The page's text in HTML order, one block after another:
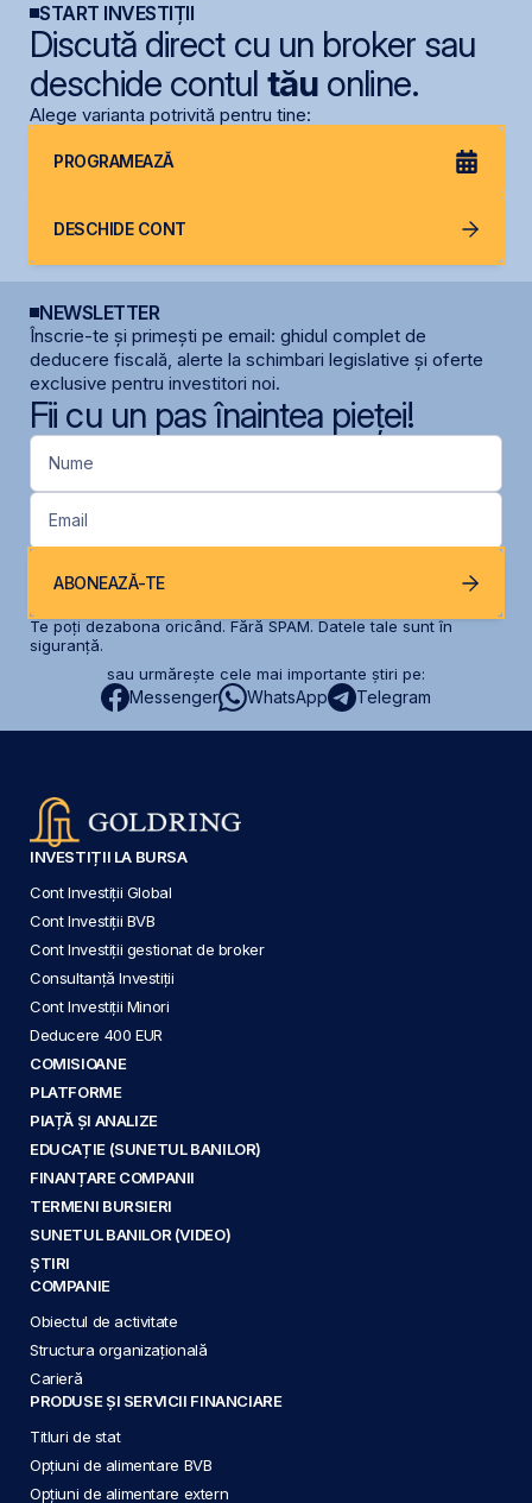
START INVESTIȚII
Discută direct cu un broker sau
deschide contul tăuonline.
Alege varianta potrivită pentru tine:
PROGRAMEAZĂ
DESCHIDE CONT
NEWSLETTER
Înscrie-te și primești pe email: ghidul complet de
deducere fiscală, alerte la schimbari legislative și oferte
exclusive pentru investitori noi.
Fii cu un pas înaintea pieței!
Nume
Email
ABONEAZĂ-TE
Te poți dezabona oricând. Fără SPAM. Datele tale sunt în
siguranță.
sau urmărește cele mai importante știri pe:
Messenger WhatsApp Telegram
INVESTIȚII LA BURSA
Cont Investiții Global
Cont Investiții BVB
Cont Investiții gestionat de broker
Consultanță Investiții
Cont Investiții Minori
Deducere 400 EUR
COMISIOANE
PLATFORME
PIAȚĂ ȘI ANALIZE
EDUCAȚIE (SUNETUL BANILOR)
FINANȚARE COMPANII
TERMENI BURSIERI
SUNETUL BANILOR (VIDEO)
ȘTIRI
COMPANIE
Obiectul de activitate
Structura organizațională
Carieră
PRODUSE ȘI SERVICII FINANCIARE
Titluri de stat
Opțiuni de alimentare BVB
Opțiuni de alimentare extern